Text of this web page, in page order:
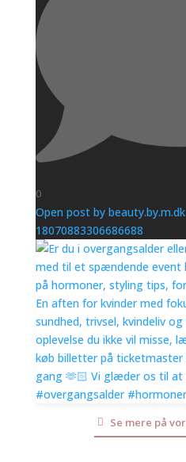
0
Open post by
18070883306686688
Se mere på